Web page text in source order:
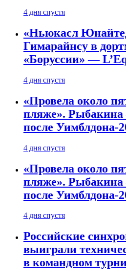
4 дня спустя
«Ньюкасл
Гимарайнсу в
«Боруссии» —
4 дня спустя
«Провела около
пляже».
после Уимблдона-
4 дня спустя
«Провела около
пляже».
после Уимблдона-
4 дня спустя
Российские
выиграли
в командном